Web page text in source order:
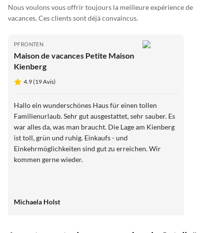
Nous voulons vous offrir toujours la meilleure expérience de
vacances. Ces clients sont déjà convaincus.
PFRONTEN
Maison de vacances Petite Maison
Kienberg
4.9 (19 Avis)
Hallo ein wunderschönes Haus für einen tollen
Familienurlaub. Sehr gut ausgestattet, sehr sauber. Es
war alles da, was man braucht. Die Lage am Kienberg
ist toll, grün und ruhig. Einkaufs - und
Einkehrmöglichkeiten sind gut zu erreichen. Wir
kommen gerne wieder.
Michaela Holst